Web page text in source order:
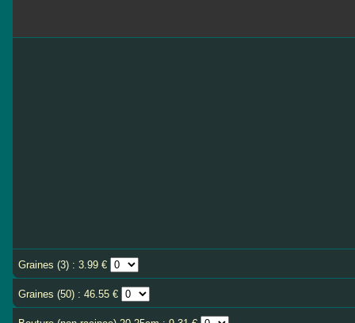
Graines (3) : 3.99 €
Graines (50) : 46.55 €